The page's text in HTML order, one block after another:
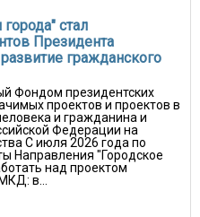
стал
Президента
гражданского
Фондом президентских
проектов и проектов в
и гражданина и
Федерации на
С июля 2026 года по
Направления "Городское
над проектом
в...